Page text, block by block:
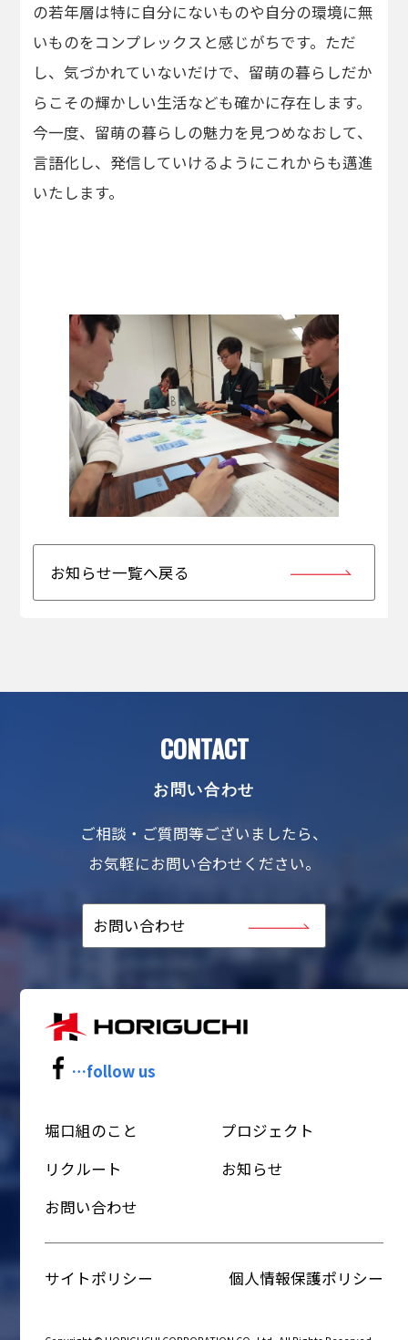
の若年層は特に自分にないものや自分の環境に無
いものをコンプレックスと感じがちです。ただ
し、気づかれていないだけで、留萌の暮らしだか
らこその輝かしい生活なども確かに存在します。
今一度、留萌の暮らしの魅力を見つめなおして、
言語化し、発信していけるようにこれからも邁進
いたします。
お知らせ一覧へ戻る
CONTACT
お問い合わせ
ご相談・ご質問等ございましたら、
お気軽にお問い合わせください。
お問い合わせ
…follow us
堀口組のこと
プロジェクト
リクルート
お知らせ
お問い合わせ
サイトポリシー 個人情報保護ポリシー